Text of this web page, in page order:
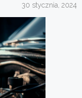
30 stycznia, 2024